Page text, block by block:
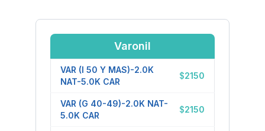
Varonil
VAR (I 50 Y MAS)-2.0K
NAT-5.0K CAR
$2150
VAR (G 40-49)-2.0K NAT-
5.0K CAR
$2150